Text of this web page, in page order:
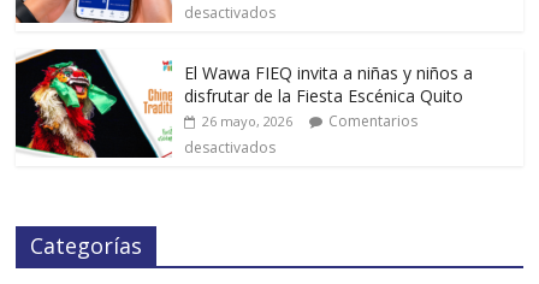
desactivados
El Wawa FIEQ invita a niñas y niños a
disfrutar de la Fiesta Escénica Quito
26 mayo, 2026
Comentarios
desactivados
Categorías